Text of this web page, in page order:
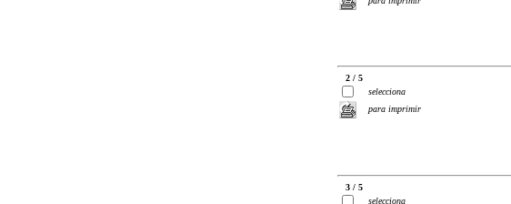
2 / 5
selecciona
para imprimir
3 / 5
selecciona